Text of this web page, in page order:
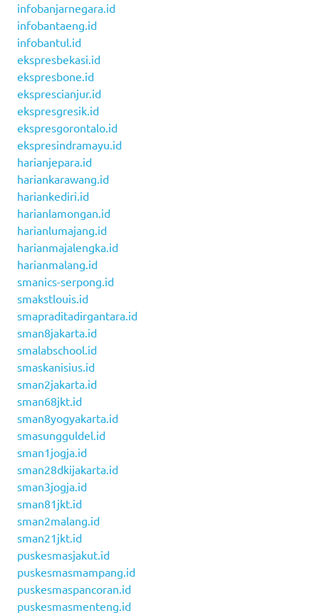
infobanjarnegara.id
infobantaeng.id
infobantul.id
ekspresbekasi.id
ekspresbone.id
eksprescianjur.id
ekspresgresik.id
ekspresgorontalo.id
ekspresindramayu.id
harianjepara.id
hariankarawang.id
hariankediri.id
harianlamongan.id
harianlumajang.id
harianmajalengka.id
harianmalang.id
smanics-serpong.id
smakstlouis.id
smapraditadirgantara.id
sman8jakarta.id
smalabschool.id
smaskanisius.id
sman2jakarta.id
sman68jkt.id
sman8yogyakarta.id
smasungguldel.id
sman1jogja.id
sman28dkijakarta.id
sman3jogja.id
sman81jkt.id
sman2malang.id
sman21jkt.id
puskesmasjakut.id
puskesmasmampang.id
puskesmaspancoran.id
puskesmasmenteng.id